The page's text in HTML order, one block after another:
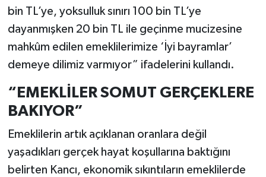
bin TL’ye, yoksulluk sınırı 100 bin TL’ye
dayanmışken 20 bin TL ile geçinme mucizesine
mahkûm edilen emeklilerimize ‘İyi bayramlar’
demeye dilimiz varmıyor” ifadelerini kullandı.
“EMEKLİLER SOMUT GERÇEKLERE
BAKIYOR”
Emeklilerin artık açıklanan oranlara değil
yaşadıkları gerçek hayat koşullarına baktığını
belirten Kancı, ekonomik sıkıntıların emeklilerde